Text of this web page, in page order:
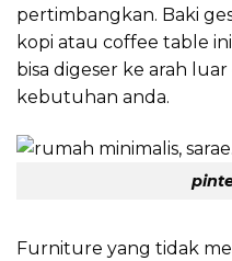
pertimbangkan. Baki
kopi atau coffee table
bisa digeser ke arah
kebutuhan anda.
Furniture yang tidak